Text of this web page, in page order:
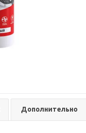
Дополнительно